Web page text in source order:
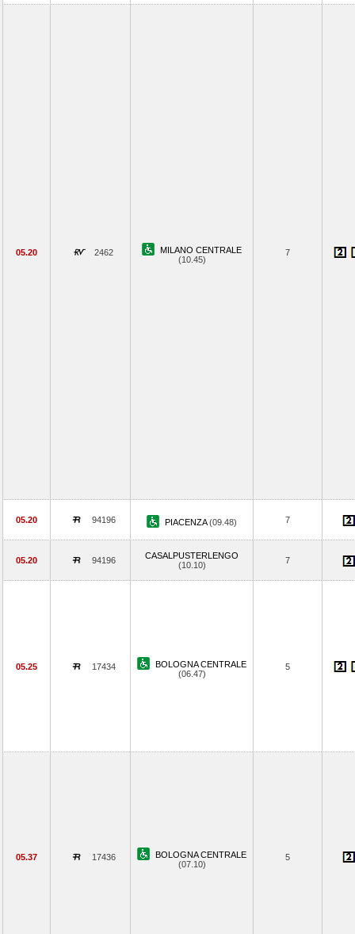
05.20 2462
MILANO CENTRALE
(10.45)
7
05.20 94196 PIACENZA(09.48) 7
05.20 94196
CASALPUSTERLENGO
(10.10)
7
05.25 17434
BOLOGNA CENTRALE
(06.47)
5
05.37 17436
BOLOGNA CENTRALE
(07.10)
5